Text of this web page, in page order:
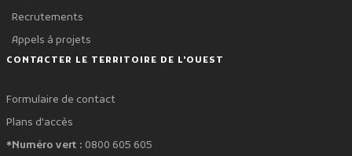
Recrutements
Appels à projets
CONTACTER LE TERRITOIRE DE L'OUEST
Formulaire de contact
Plans d'accès
*Numéro vert : 0800 605 605